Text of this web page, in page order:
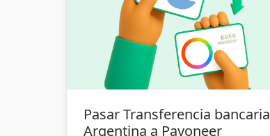
Pasar Transferencia bancaria
Argentina a Payoneer